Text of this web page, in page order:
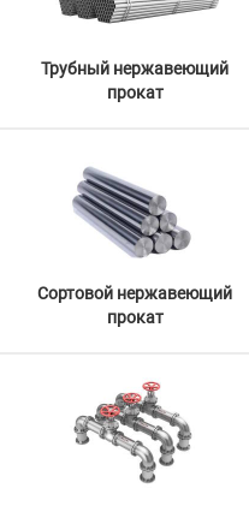
Трубный нержавеющий
прокат
Сортовой нержавеющий
прокат